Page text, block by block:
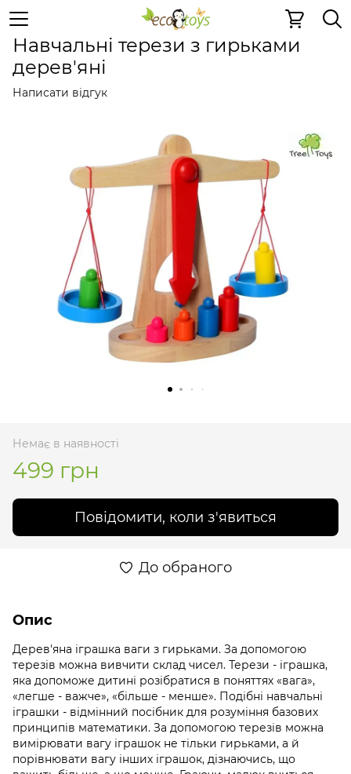
Розумні іграшки Розумні іграшки Tree
Навчальні терези з гирьками
дерев'яні
Написати відгук
Немає в наявності
499 грн
Повідомити, коли з'явиться
До обраного
Опис
Дерев'яна іграшка ваги з гирьками. За допомогою
терезів можна вивчити склад чисел. Терези - іграшка,
яка допоможе дитині розібратися в поняттях «вага»,
«легше - важче», «більше - менше». Подібні навчальні
іграшки - відмінний посібник для розуміння базових
принципів математики. За допомогою терезів можна
вимірювати вагу іграшок не тільки гирьками, а й
порівнювати вагу інших іграшок, дізнаючись, що